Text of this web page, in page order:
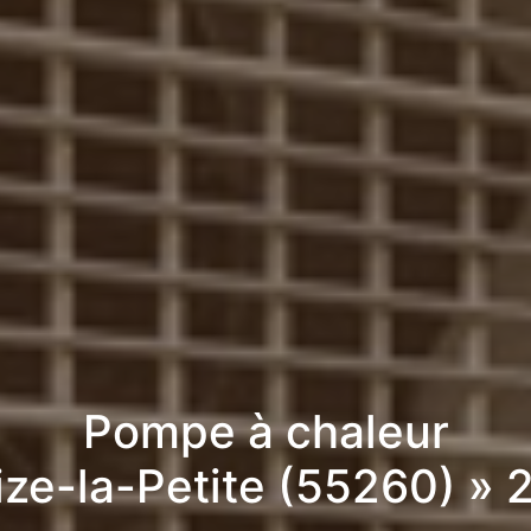
Pompe à chaleur
la-Petite (55260) »